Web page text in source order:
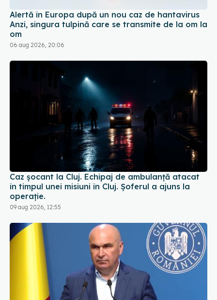
Alertă în Europa după un nou caz de hantavirus
Anzi, singura tulpină care se transmite de la om la
om
06 aug 2026, 20:06
Caz șocant la Cluj. Echipaj de ambulanță atacat
în timpul unei misiuni în Cluj. Șoferul a ajuns la
operație.
09 aug 2026, 12:55